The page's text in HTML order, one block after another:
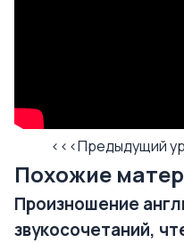
<<<Предыдущий
Похожие
Произношение
звукосочетаний,